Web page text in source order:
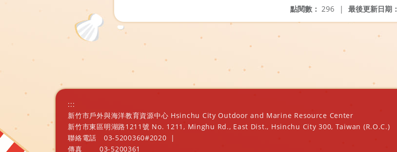
最後更新日期：
點閱數： 296 |
:::
新竹市戶外與海洋教育資源中心 Hsinchu City Outdoor and Marine Resource Center
新竹市東區明湖路1211號 No. 1211, Minghu Rd., East Dist., Hsinchu City 300, Taiwan (R.O.C.)
聯絡電話
03-5200360#2020
|
傳真
03-5200361